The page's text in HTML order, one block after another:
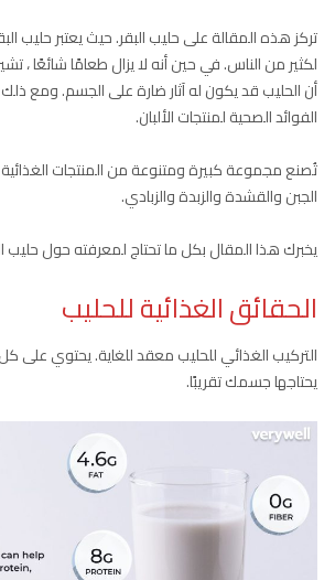
تركز هذه المقالة على حليب البقر. حيث يعتبر حليب
لكثير من الناس. في حين أنه لا يزال طعامًا شائعًا ،
أن الحليب قد يكون له آثار ضارة على الجسم. ومع ذلك
الفوائد الصحية لمنتجات الألبان.
تُصنع مجموعة كبيرة ومتنوعة من المنتجات
الجبن والقشدة والزبدة والزبادي.
يخبرك هذا المقال بكل ما تحتاج لمعرفته حول حليب
الحقائق الغذائية للحليب
التركيب الغذائي للحليب معقد للغاية. يحتوي على كل
يحتاجها جسمك تقريبًا.